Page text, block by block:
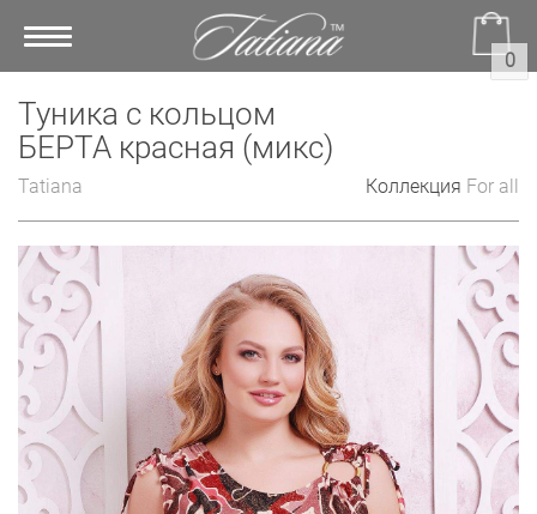
Toggle
0
Туника с кольцом
БЕРТА красная (микс)
Tatiana Коллекция For all